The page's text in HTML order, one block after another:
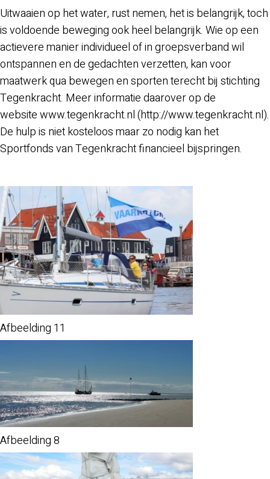
Uitwaaien op het water, rust nemen, het is belangrijk, toch
is voldoende beweging ook heel belangrijk. Wie op een
actievere manier individueel of in groepsverband wil
ontspannen en de gedachten verzetten, kan voor
maatwerk qua bewegen en sporten terecht bij stichting
Tegenkracht. Meer informatie daarover op de
website www.tegenkracht.nl (http://www.tegenkracht.nl).
De hulp is niet kosteloos maar zo nodig kan het
Sportfonds van Tegenkracht financieel bijspringen.
Afbeelding 11
Afbeelding 8